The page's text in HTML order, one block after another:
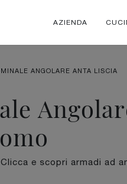
AZIENDA
ANGOLARE ANTA LISCIA
e scopri armadi ad